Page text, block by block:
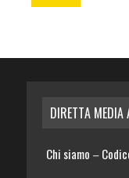
DIRETTA
Chi siamo –